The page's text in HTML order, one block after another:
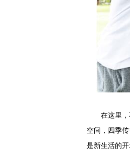
在这里，不
空间，四季
是新生活的